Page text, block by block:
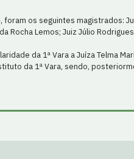
foram os seguintes magistrados:
Rocha Lemos; Juiz Júlio
da 1ª Vara a Juíza Telma
da 1ª Vara, sendo,